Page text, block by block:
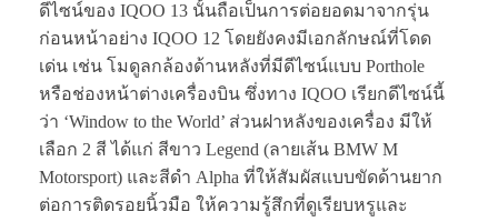
ดีไซน์ของ IQOO 13 นั้นถือเป็นการต่อยอดมาจากรุ่น
ก่อนหน้าอย่าง IQOO 12 โดยยังคงมีเอกลักษณ์ที่โดด
เด่น เช่น โมดูลกล้องด้านหลังที่มีดีไซน์แบบ Porthole
หรือช่องหน้าต่างเครื่องบิน ซึ่งทาง IQOO เรียกดีไซน์นี้
ว่า ‘Window to the World’ ส่วนฝาหลังของเครื่อง มีให้
เลือก 2 สี ได้แก่ สีขาว Legend (ลายเส้น BMW M
Motorsport) และสีดำ Alpha ที่ให้สัมผัสแบบขัดด้านยาก
ต่อการติดรอยนิ้วมือ ให้ความรู้สึกที่ดูเรียบหรูและ